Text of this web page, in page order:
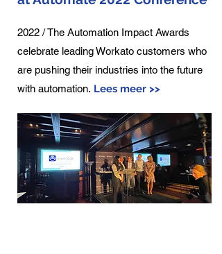
2022 / The Automation Impact Awards
celebrate leading Workato customers who
are pushing their industries into the future
with automation. Lees meer >>